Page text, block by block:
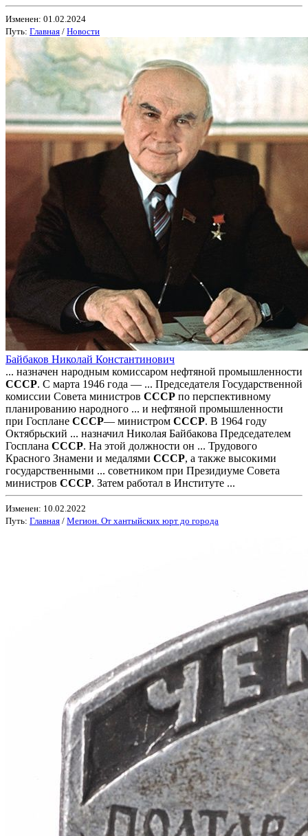
Изменен: 01.02.2024
Путь: Главная / Новости
Байбаков Николай Константинович
... назначен народным комиссаром нефтяной промышленности
СССР. С марта 1946 года — ... Председателя Государственной
комиссии Совета министров СССР по перспективному
планированию народного ... и нефтяной промышленности
при Госплане СССР— министром СССР. В 1964 году
Октябрьский ... назначил Николая Байбакова Председателем
Госплана СССР. На этой должности он ... Трудового
Красного Знамени и медалями СССР, а также высокими
государственными ... советником при Президиуме Совета
министров СССР. Затем работал в Институте ...
Изменен: 10.02.2022
Путь: Главная / Мегион. От хантыйских юрт до города